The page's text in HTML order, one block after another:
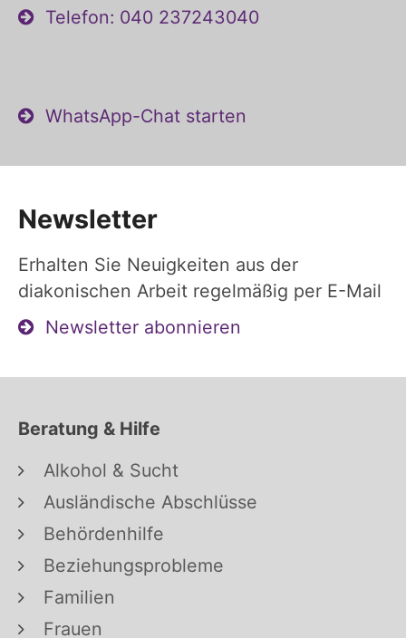
Telefon: 040 237243040
WhatsApp-Chat starten
Newsletter
Erhalten Sie Neuigkeiten aus der
diakonischen Arbeit regelmäßig per E-Mail
Newsletter abonnieren
Beratung & Hilfe
Alkohol & Sucht
Ausländische Abschlüsse
Behördenhilfe
Beziehungsprobleme
Familien
Frauen